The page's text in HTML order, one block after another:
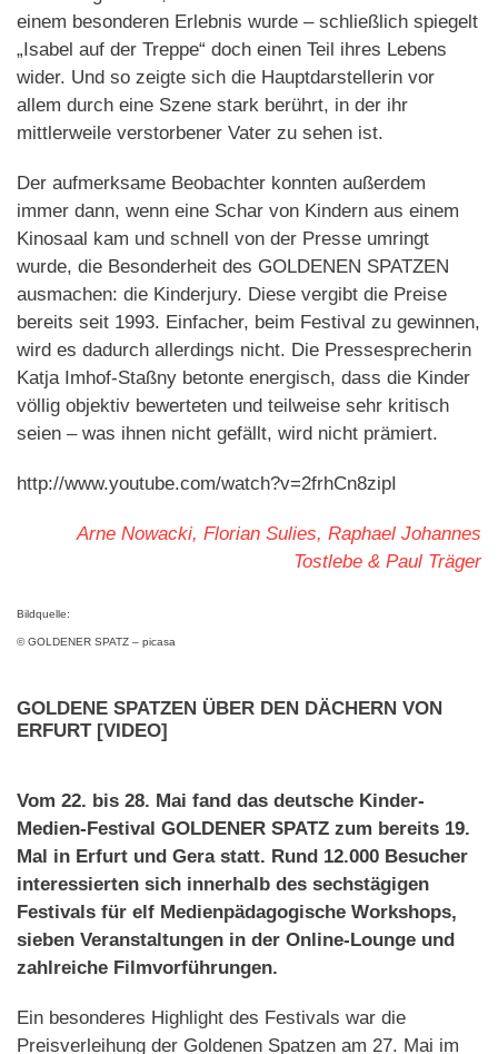
einem besonderen Erlebnis wurde – schließlich spiegelt
„Isabel auf der Treppe“ doch einen Teil ihres Lebens
wider. Und so zeigte sich die Hauptdarstellerin vor
allem durch eine Szene stark berührt, in der ihr
mittlerweile verstorbener Vater zu sehen ist.
Der aufmerksame Beobachter konnten außerdem
immer dann, wenn eine Schar von Kindern aus einem
Kinosaal kam und schnell von der Presse umringt
wurde, die Besonderheit des GOLDENEN SPATZEN
ausmachen: die Kinderjury. Diese vergibt die Preise
bereits seit 1993. Einfacher, beim Festival zu gewinnen,
wird es dadurch allerdings nicht. Die Pressesprecherin
Katja Imhof-Staßny betonte energisch, dass die Kinder
völlig objektiv bewerteten und teilweise sehr kritisch
seien – was ihnen nicht gefällt, wird nicht prämiert.
http://www.youtube.com/watch?v=2frhCn8zipI
Arne Nowacki, Florian Sulies, Raphael Johannes
Tostlebe & Paul Träger
Bildquelle:
© GOLDENER SPATZ – picasa
GOLDENE SPATZEN ÜBER DEN DÄCHERN VON
ERFURT [VIDEO]
Vom 22. bis 28. Mai fand das deutsche Kinder-
Medien-Festival GOLDENER SPATZ zum bereits 19.
Mal in Erfurt und Gera statt. Rund 12.000 Besucher
interessierten sich innerhalb des sechstägigen
Festivals für elf Medienpädagogische Workshops,
sieben Veranstaltungen in der Online-Lounge und
zahlreiche Filmvorführungen.
Ein besonderes Highlight des Festivals war die
Preisverleihung der Goldenen Spatzen am 27. Mai im